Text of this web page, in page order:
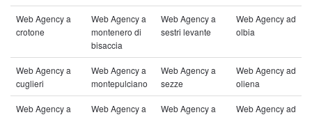
Web Agency a
crotone
Web Agency a
montenero di
bisaccia
Web Agency a
sestri levante
Web Agency ad
olbia
Web Agency a
cuglieri
Web Agency a
montepulciano
Web Agency a
sezze
Web Agency ad
oliena
Web Agency a
Web Agency a
Web Agency a
Web Agency ad